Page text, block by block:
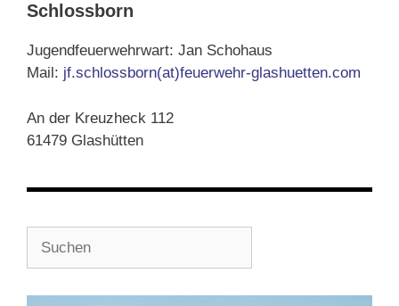
Schlossborn
Jugendfeuerwehrwart: Jan Schohaus
Mail: jf.schlossborn(at)feuerwehr-glashuetten.com
An der Kreuzheck 112
61479 Glashütten